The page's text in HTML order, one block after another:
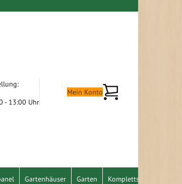
- 13:00 Uhr
Mein Konto Mein Warenkorb
Gartenhäuser Garten Komplettset